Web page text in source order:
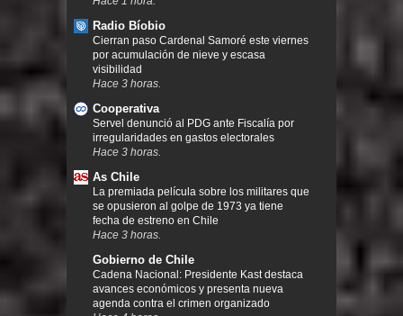
Radio Bíobio
Cierran paso Cardenal Samoré este viernes
por acumulación de nieve y escasa
visibilidad
Hace 3 horas.
Cooperativa
Servel denunció al PDG ante Fiscalía por
irregularidades en gastos electorales
Hace 3 horas.
As Chile
La premiada película sobre los militares que
se opusieron al golpe de 1973 ya tiene
fecha de estreno en Chile
Hace 3 horas.
Gobierno de Chile
Cadena Nacional: Presidente Kast destaca
avances económicos y presenta nueva
agenda contra el crimen organizado